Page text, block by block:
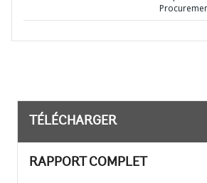
TÉLÉCHARGER
RAPPORT COMPLET